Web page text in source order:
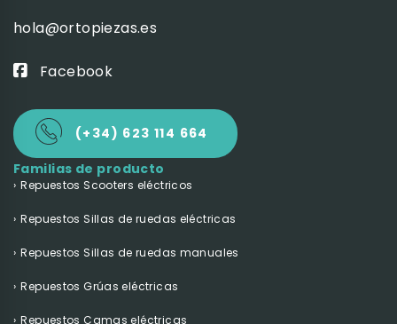
hola@ortopiezas.es
Facebook
(+34) 623 114 664
Familias de producto
Repuestos Scooters eléctricos
Repuestos Sillas de ruedas eléctricas
Repuestos Sillas de ruedas manuales
Repuestos Grúas eléctricas
Repuestos Camas eléctricas